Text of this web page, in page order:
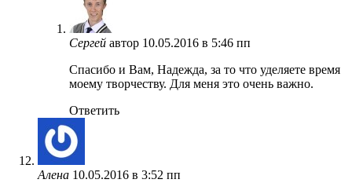
Сергей автор 10.05.2016 в 5:46 пп
Спасибо и Вам, Надежда, за то что уделяете время
моему творчеству. Для меня это очень важно.
Ответить
Алена 10.05.2016 в 3:52 пп